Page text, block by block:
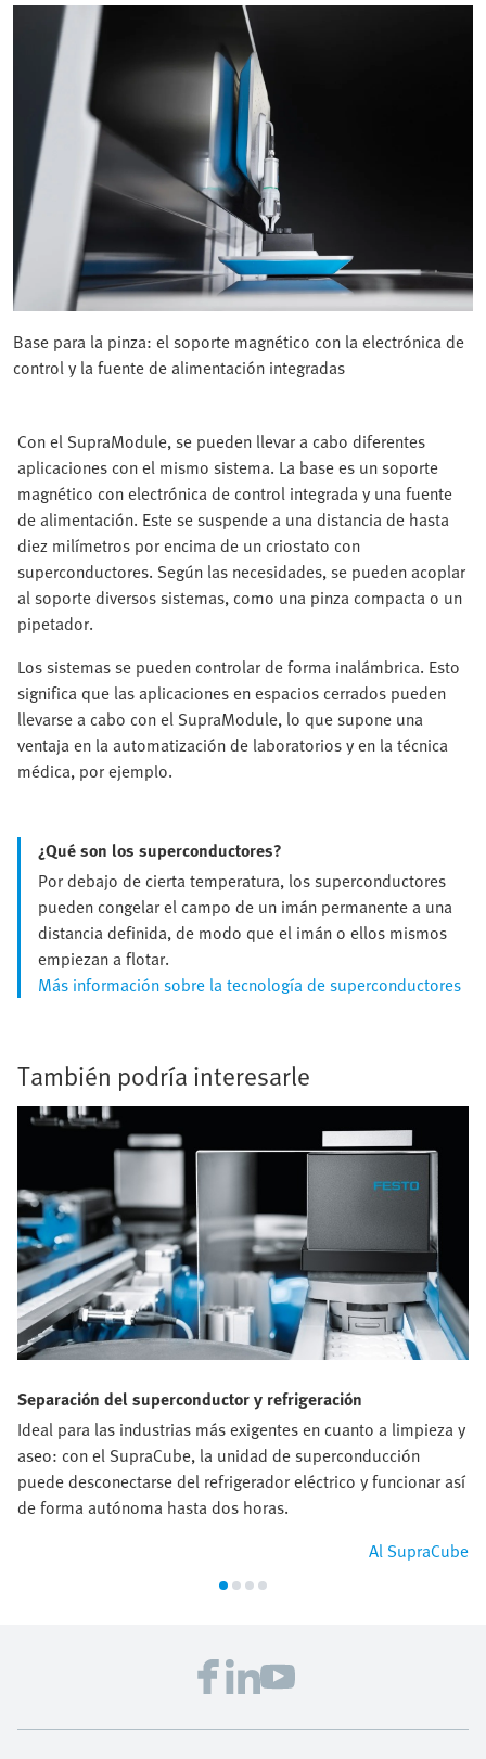
Base para la pinza: el soporte magnético con la electrónica de
control y la fuente de alimentación integradas
Con el SupraModule, se pueden llevar a cabo diferentes
aplicaciones con el mismo sistema. La base es un soporte
magnético con electrónica de control integrada y una fuente
de alimentación. Este se suspende a una distancia de hasta
diez milímetros por encima de un criostato con
superconductores. Según las necesidades, se pueden acoplar
al soporte diversos sistemas, como una pinza compacta o un
pipetador.
Los sistemas se pueden controlar de forma inalámbrica. Esto
significa que las aplicaciones en espacios cerrados pueden
llevarse a cabo con el SupraModule, lo que supone una
ventaja en la automatización de laboratorios y en la técnica
médica, por ejemplo.
¿Qué son los superconductores?
Por debajo de cierta temperatura, los superconductores
pueden congelar el campo de un imán permanente a una
distancia definida, de modo que el imán o ellos mismos
empiezan a flotar.
Más información sobre la tecnología de superconductores
También podría interesarle
Separación del superconductor y refrigeración
Ideal para las industrias más exigentes en cuanto a limpieza y
aseo: con el SupraCube, la unidad de superconducción
puede desconectarse del refrigerador eléctrico y funcionar así
de forma autónoma hasta dos horas.
Al SupraCube